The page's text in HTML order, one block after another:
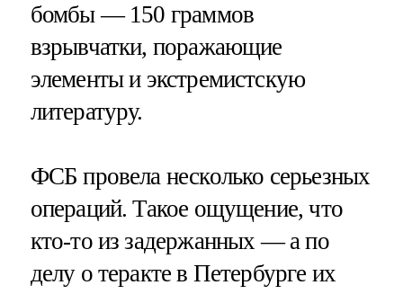
бомбы — 150 граммов
взрывчатки, поражающие
элементы и экстремистскую
литературу.
ФСБ провела несколько серьезных
операций. Такое ощущение, что
кто-то из задержанных — а по
делу о теракте в Петербурге их